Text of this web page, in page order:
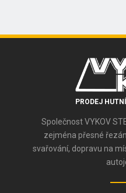
PRODEJ
Společnost VYKOV
zejména přesné
svařování, dopravu na